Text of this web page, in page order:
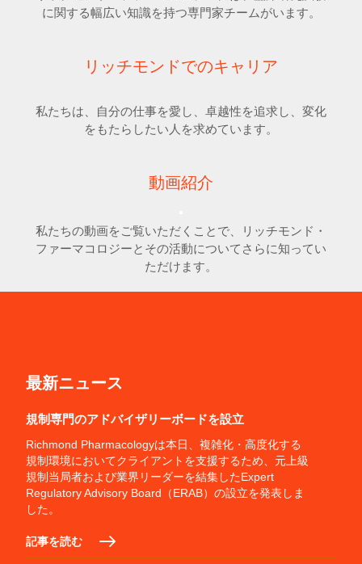
に関する幅広い知識を持つ専門家チームがいます。
リッチモンドでのキャリア
私たちは、自分の仕事を愛し、卓越性を追求し、変化
をもたらしたい人を求めています。
動画紹介
私たちの動画をご覧いただくことで、リッチモンド・
ファーマコロジーとその活動についてさらに知ってい
ただけます。
最新ニュース
規制専門のアドバイザリーボードを設立
Richmond Pharmacologyは本日、複雑化・高度化する
規制環境においてクライアントを支援するため、元上級
規制当局者および業界リーダーを結集したExpert
Regulatory Advisory Board（ERAB）の設立を発表しま
した。
記事を読む